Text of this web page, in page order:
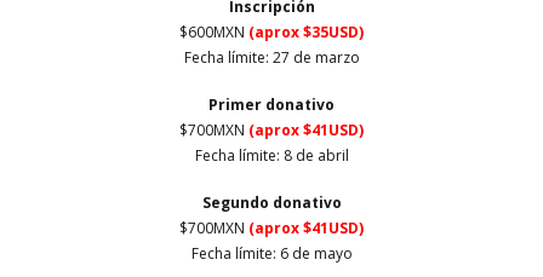
Inscripción
$600MXN (aprox $35USD)
Fecha límite: 27 de marzo
Primer donativo
$700MXN (aprox $41USD)
Fecha límite: 8 de abril
Segundo donativo
$700MXN (aprox $41USD)
Fecha límite: 6 de mayo